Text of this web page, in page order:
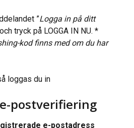
”Logga in på ditt
och tryck på LOGGA IN NU. *
kod finns med om du har
loggas du in
postverifiering
e-postadress